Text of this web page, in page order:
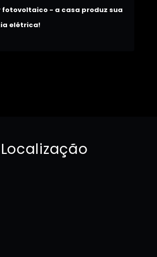
fotovoltaico - a casa produz sua
elétrica!
Localização